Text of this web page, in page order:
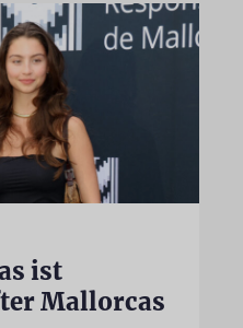
ist
Mallorcas